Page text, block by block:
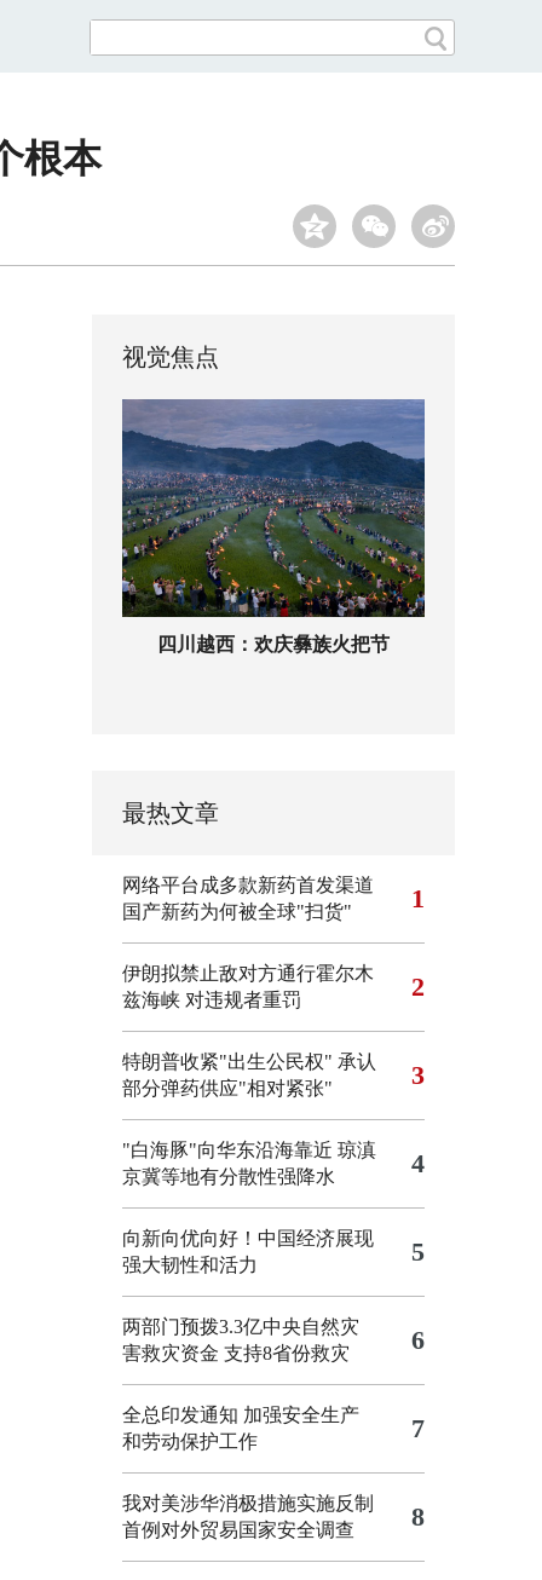
根本
视觉焦点
四川越西：欢庆彝族火把节
最热文章
网络平台成多款新药首发渠道
国产新药为何被全球"扫货"
1
伊朗拟禁止敌对方通行霍尔木
兹海峡 对违规者重罚
2
特朗普收紧"出生公民权" 承认
部分弹药供应"相对紧张"
3
"白海豚"向华东沿海靠近 琼滇
京冀等地有分散性强降水
4
向新向优向好！中国经济展现
强大韧性和活力
5
两部门预拨3.3亿中央自然灾
害救灾资金 支持8省份救灾
6
全总印发通知 加强安全生产
和劳动保护工作
7
我对美涉华消极措施实施反制
首例对外贸易国家安全调查
8